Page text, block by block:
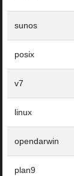
sunos
posix
v7
linux
opendarwin
plan9